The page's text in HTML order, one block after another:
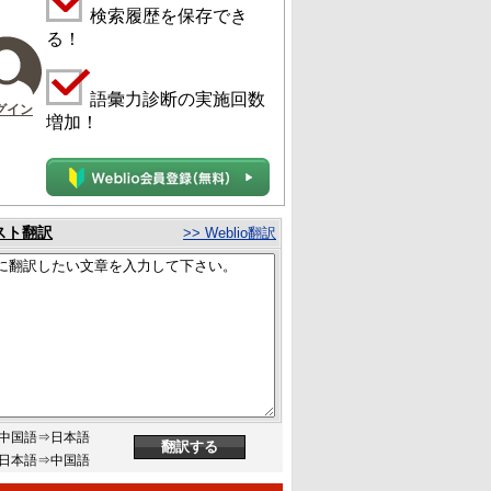
イン
検索履歴を保存でき
る！
語彙力診断の実施回数
増加！
ト翻訳 >> Weblio翻訳
国語⇒日本語
本語⇒中国語